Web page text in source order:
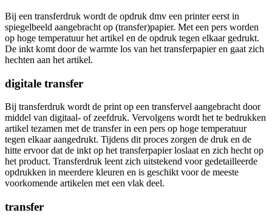
Bij een transferdruk wordt de opdruk dmv een printer eerst in
spiegelbeeld aangebracht op (transfer)papier. Met een pers worden
op hoge temperatuur het artikel en de opdruk tegen elkaar gedrukt.
De inkt komt door de warmte los van het transferpapier en gaat zich
hechten aan het artikel.
digitale transfer
Bij transferdruk wordt de print op een transfervel aangebracht door
middel van digitaal- of zeefdruk. Vervolgens wordt het te bedrukken
artikel tezamen met de transfer in een pers op hoge temperatuur
tegen elkaar aangedrukt. Tijdens dit proces zorgen de druk en de
hitte ervoor dat de inkt op het transferpapier loslaat en zich hecht op
het product. Transferdruk leent zich uitstekend voor gedetailleerde
opdrukken in meerdere kleuren en is geschikt voor de meeste
voorkomende artikelen met een vlak deel.
transfer